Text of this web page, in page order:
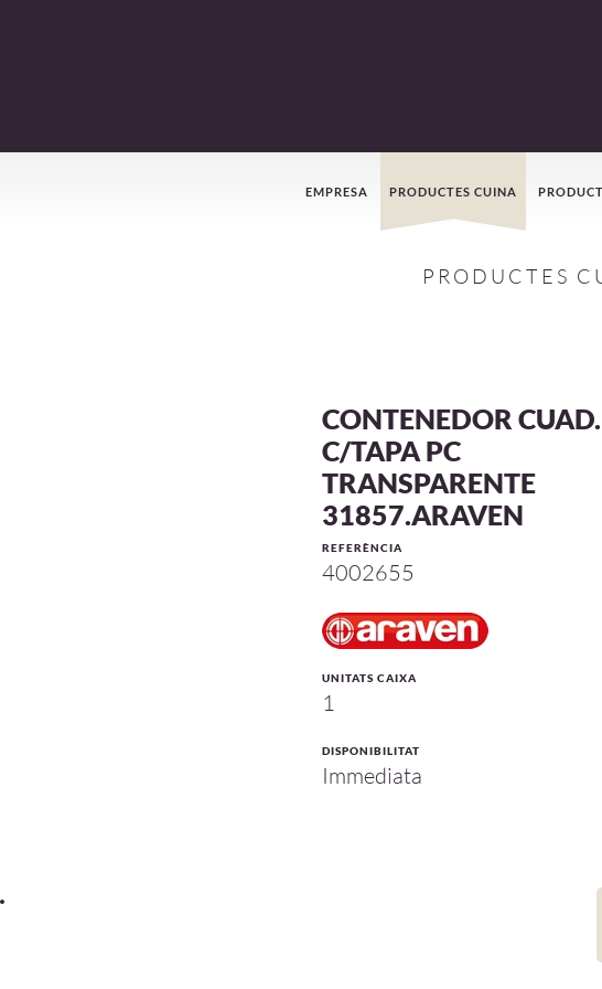
MenúEMPRESA PRODUCTES CUINA
PRODUCTES
CONTENEDOR CUAD.
C/TAPA PC
TRANSPARENTE
31857.ARAVEN
REFERÈNCIA
4002655
UNITATS CAIXA
1
DISPONIBILITAT
Immediata